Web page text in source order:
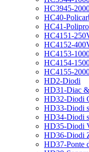
HC3945-
HC40-
HC41-
HC4151-
HC4152-
HC4153-
HC4154-
HC4155-
HD2-Diodi
HD31-Diac
HD32-Diodi
HD33-Diodi
HD34-Diodi
HD35-Diodi
HD36-Diodi
HD37-Ponte